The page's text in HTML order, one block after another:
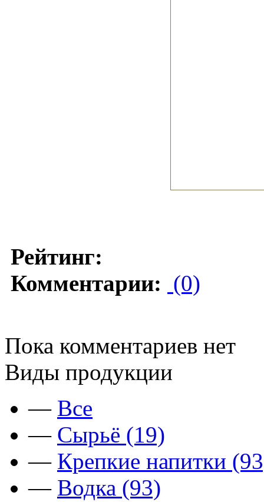
Рейтинг:
Комментарии: (0)
Пока комментариев нет
Виды продукции
— Все
— Сырьё (19)
— Крепкие напитки
— Водка (93)